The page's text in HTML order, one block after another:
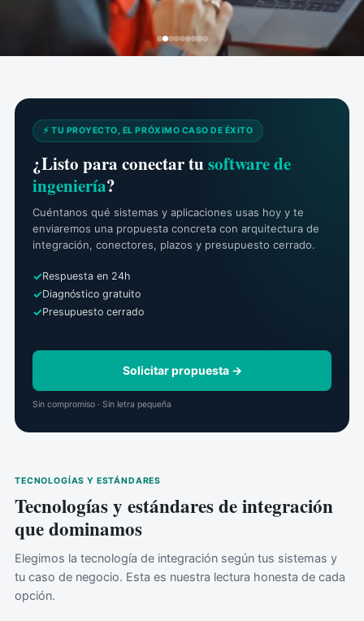
⚡ TU PROYECTO, EL PRÓXIMO CASO DE ÉXITO
¿Listo para conectar tusoftware de
ingeniería?
Cuéntanos qué sistemas y aplicaciones usas hoy y te
enviaremos una propuesta concreta con arquitectura de
integración, conectores, plazos y presupuesto cerrado.
Respuesta en 24h
Diagnóstico gratuito
Presupuesto cerrado
Solicitar propuesta →
Sin compromiso · Sin letra pequeña
TECNOLOGÍAS Y ESTÁNDARES
Tecnologías y estándares de integración
que dominamos
Elegimos la tecnología de integración según tus sistemas y
tu caso de negocio. Esta es nuestra lectura honesta de cada
opción.